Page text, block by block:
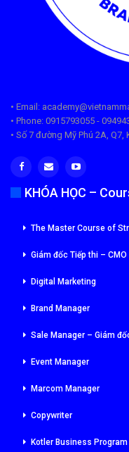
• Email:
• Phone: 0915793055 -
• Số 7 đường Mỹ Phú 2A, Q7,
KHÓA HỌC –
The Master Course of
Giám đốc Tiếp thi – CMO
Digital Marketing
Brand Manager
Sale Manager – Giám
Event Manager
Marcom Manager
Copywriter
Kotler Business Program